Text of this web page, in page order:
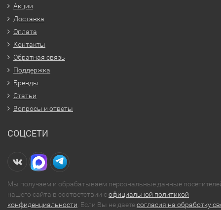
Акции
Доставка
Оплата
Контакты
Обратная связь
Поддержка
Бренды
Статьи
Вопросы и ответы
СОЦСЕТИ
Мы получаем и обрабатываем персональные данные
нашего сайта в соответствии софициальной политикой
конфиденциальности . Если Вы не даетесогласия на обработку